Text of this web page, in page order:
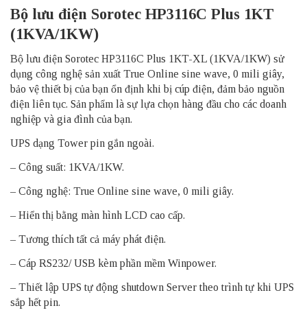
Bộ lưu điện Sorotec HP3116C Plus 1KT
(1KVA/1KW)
Bộ lưu điện Sorotec HP3116C Plus 1KT-XL (1KVA/1KW) sử
dụng công nghệ sản xuất True Online sine wave, 0 mili giây,
bảo vệ thiết bị của bạn ổn định khi bị cúp điện, đảm bảo nguồn
điện liên tục. Sản phẩm là sự lựa chọn hàng đầu cho các doanh
nghiệp và gia đình của bạn.
UPS dạng Tower pin gắn ngoài.
– Công suất: 1KVA/1KW.
– Công nghệ: True Online sine wave, 0 mili giây.
– Hiển thị bằng màn hình LCD cao cấp.
– Tương thích tất cả máy phát điện.
– Cáp RS232/ USB kèm phần mềm Winpower.
– Thiết lập UPS tự động shutdown Server theo trình tự khi UPS
sắp hết pin.